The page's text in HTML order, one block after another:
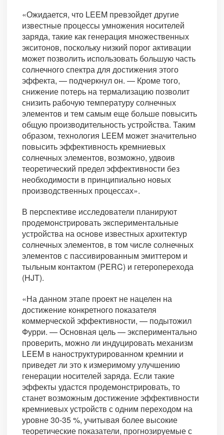
«Ожидается, что LEEM превзойдет другие
известные процессы умножения носителей
заряда, такие как генерация множественных
экситонов, поскольку низкий порог активации
может позволить использовать большую часть
солнечного спектра для достижения этого
эффекта, — подчеркнул он. — Кроме того,
снижение потерь на термализацию позволит
снизить рабочую температуру солнечных
элементов и тем самым еще больше повысить
общую производительность устройства. Таким
образом, технология LEEM может значительно
повысить эффективность кремниевых
солнечных элементов, возможно, удвоив
теоретический предел эффективности без
необходимости в принципиально новых
производственных процессах».
В перспективе исследователи планируют
продемонстрировать экспериментальные
устройства на основе известных архитектур
солнечных элементов, в том числе солнечных
элементов с пассивированным эмиттером и
тыльным контактом (PERC) и гетероперехода
(HJT).
«На данном этапе проект не нацелен на
достижение конкретного показателя
коммерческой эффективности, — подытожил
Фурри. — Основная цель — экспериментально
проверить, можно ли индуцировать механизм
LEEM в наноструктурированном кремнии и
приведет ли это к измеримому улучшению
генерации носителей заряда. Если такие
эффекты удастся продемонстрировать, то
станет возможным достижение эффективности
кремниевых устройств с одним переходом на
уровне 30-35 %, учитывая более высокие
теоретические показатели, прогнозируемые с